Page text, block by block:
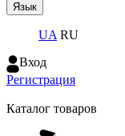
Язык
UA RU
Вход
Регистрация
Каталог товаров